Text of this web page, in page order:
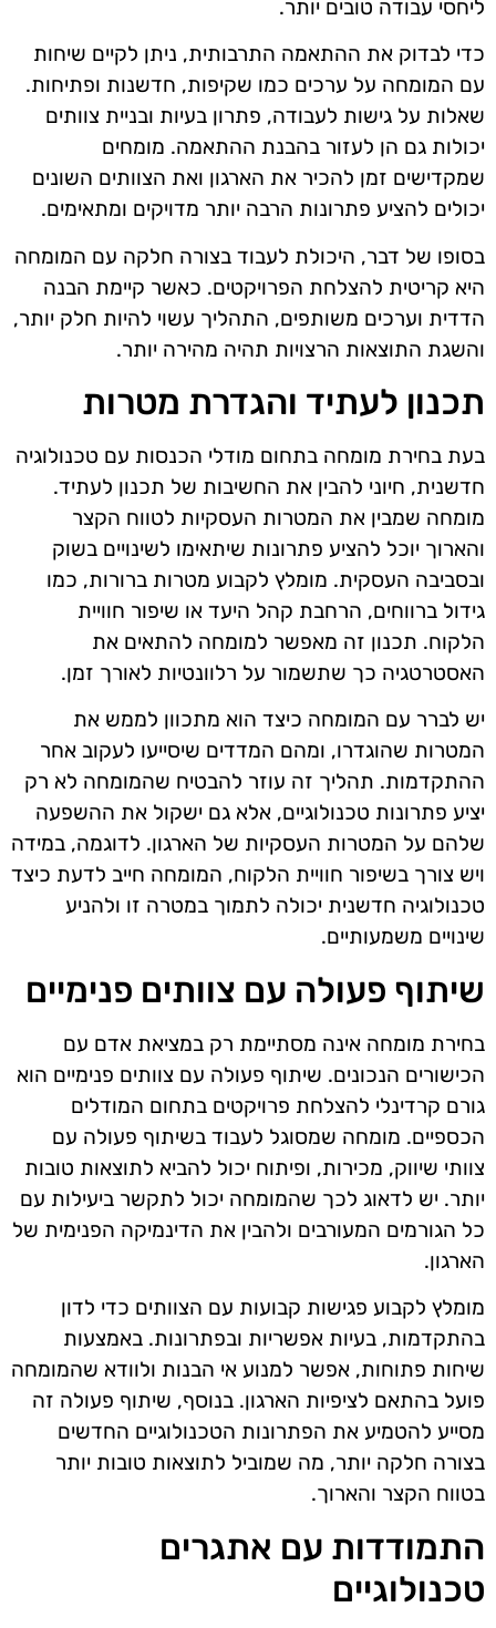
ליחסי עבודה טובים יותר.
כדי לבדוק את ההתאמה התרבותית, ניתן לקיים שיחות
עם המומחה על ערכים כמו שקיפות, חדשנות ופתיחות.
שאלות על גישות לעבודה, פתרון בעיות ובניית צוותים
יכולות גם הן לעזור בהבנת ההתאמה. מומחים
שמקדישים זמן להכיר את הארגון ואת הצוותים השונים
יכולים להציע פתרונות הרבה יותר מדויקים ומתאימים.
בסופו של דבר, היכולת לעבוד בצורה חלקה עם המומחה
היא קריטית להצלחת הפרויקטים. כאשר קיימת הבנה
הדדית וערכים משותפים, התהליך עשוי להיות חלק יותר,
והשגת התוצאות הרצויות תהיה מהירה יותר.
תכנון לעתיד והגדרת מטרות
בעת בחירת מומחה בתחום מודלי הכנסות עם טכנולוגיה
חדשנית, חיוני להבין את החשיבות של תכנון לעתיד.
מומחה שמבין את המטרות העסקיות לטווח הקצר
והארוך יוכל להציע פתרונות שיתאימו לשינויים בשוק
ובסביבה העסקית. מומלץ לקבוע מטרות ברורות, כמו
גידול ברווחים, הרחבת קהל היעד או שיפור חוויית
הלקוח. תכנון זה מאפשר למומחה להתאים את
האסטרטגיה כך שתשמור על רלוונטיות לאורך זמן.
יש לברר עם המומחה כיצד הוא מתכוון לממש את
המטרות שהוגדרו, ומהם המדדים שיסייעו לעקוב אחר
ההתקדמות. תהליך זה עוזר להבטיח שהמומחה לא רק
יציע פתרונות טכנולוגיים, אלא גם ישקול את ההשפעה
שלהם על המטרות העסקיות של הארגון. לדוגמה, במידה
ויש צורך בשיפור חוויית הלקוח, המומחה חייב לדעת כיצד
טכנולוגיה חדשנית יכולה לתמוך במטרה זו ולהניע
שינויים משמעותיים.
שיתוף פעולה עם צוותים פנימיים
בחירת מומחה אינה מסתיימת רק במציאת אדם עם
הכישורים הנכונים. שיתוף פעולה עם צוותים פנימיים הוא
גורם קרדינלי להצלחת פרויקטים בתחום המודלים
הכספיים. מומחה שמסוגל לעבוד בשיתוף פעולה עם
צוותי שיווק, מכירות, ופיתוח יכול להביא לתוצאות טובות
יותר. יש לדאוג לכך שהמומחה יכול לתקשר ביעילות עם
כל הגורמים המעורבים ולהבין את הדינמיקה הפנימית של
הארגון.
מומלץ לקבוע פגישות קבועות עם הצוותים כדי לדון
בהתקדמות, בעיות אפשריות ובפתרונות. באמצעות
שיחות פתוחות, אפשר למנוע אי הבנות ולוודא שהמומחה
פועל בהתאם לציפיות הארגון. בנוסף, שיתוף פעולה זה
מסייע להטמיע את הפתרונות הטכנולוגיים החדשים
בצורה חלקה יותר, מה שמוביל לתוצאות טובות יותר
בטווח הקצר והארוך.
התמודדות עם אתגרים
טכנולוגיים